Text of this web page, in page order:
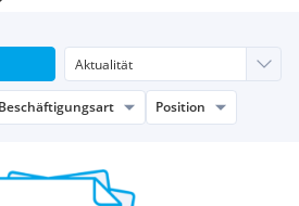
Beschäftigungsart Position